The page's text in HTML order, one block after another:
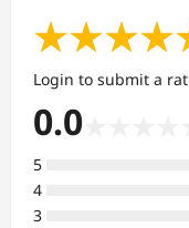
★★★★
Login to submit a
0.0
5
4
3